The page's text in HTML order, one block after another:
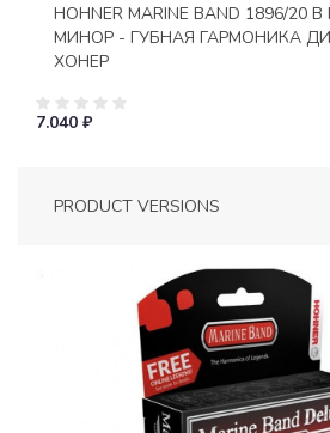
HOHNER MARINE BAND 1896/
МИНОР - ГУБНАЯ ГАРМОНИКА
ХОНЕР
7.040 ₽
PRODUCT VERSIONS